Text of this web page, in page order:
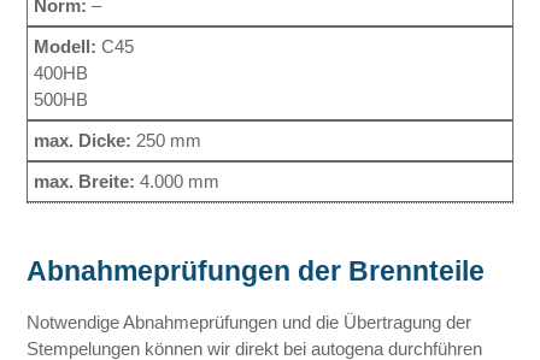
–
C45
400HB
500HB
250 mm
4.000 mm
Abnahmeprüfungen der Brennteile
Notwendige Abnahmeprüfungen und die Übertragung der
Stempelungen können wir direkt bei autogena durchführen